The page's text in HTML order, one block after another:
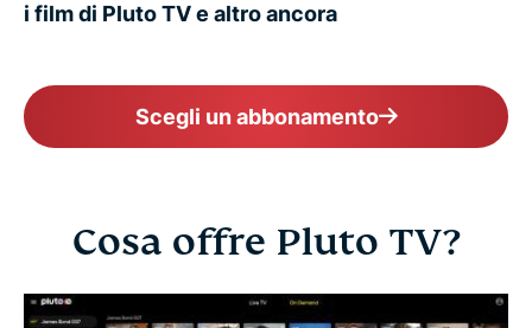
i film di Pluto TV e altro ancora
Scegli un abbonamento
Cosa offre Pluto TV?